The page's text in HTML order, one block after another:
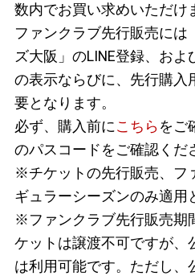
数内でお買い求めいただけ
ファンクラブ先行販売には
ズ大阪」のLINE登録、お
の表示ならびに、先行購入
要となります。
必ず、購入前にこちらをご
のパスコードをご確認くだ
※チケットの先行販売、フ
ギュラーシーズンのみ適用
※ファンクラブ先行販売期
ケットは譲渡不可ですが、
は利用可能です。ただし、